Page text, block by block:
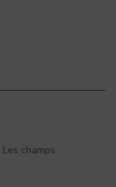
Les champs